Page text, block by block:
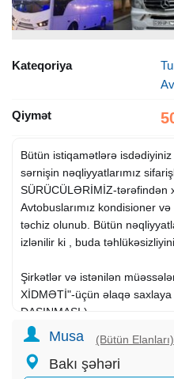
Kateqoriya
Qiymət
Bütün istiqamətlərə
sərnişin nəqliyyatlarımız
SÜRÜCÜLƏRİMİZ-tərəfindən
Avtobuslarımız kondisioner
təchiz olunub. Bütün
izlənilir ki , buda
Şirkətlər və istənilən
XİDMƏTİ"-üçün əlaqə
DAŞINMASI )
Musa (Bütün Elanları)
Bakı şəhəri